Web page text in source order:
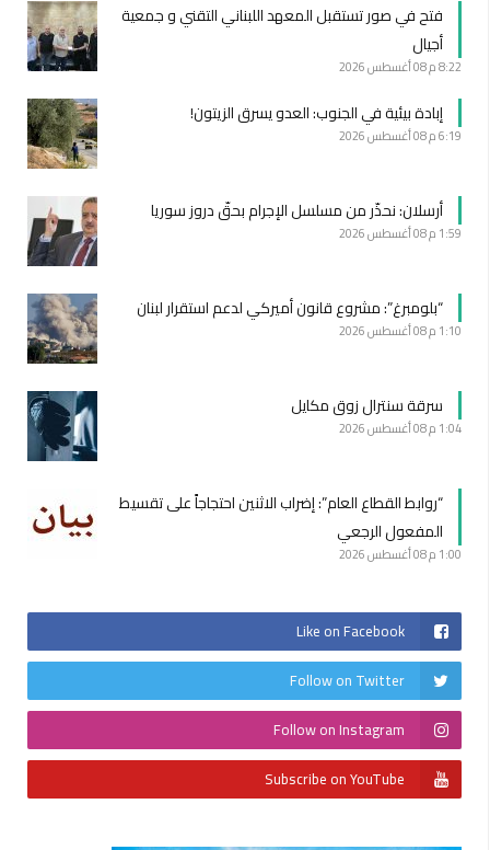
فتح في صور تستقبل المعهد اللبناني التقني و جمعية
أجيال
8:22 م 08 أغسطس 2026
إبادة بيئية في الجنوب: العدو يسرق الزيتون!
6:19 م 08 أغسطس 2026
أرسلان: نحذّر من مسلسل الإجرام بحقّ دروز سوريا
1:59 م 08 أغسطس 2026
“بلومبرغ”: مشروع قانون أميركي لدعم استقرار لبنان
1:10 م 08 أغسطس 2026
سرقة سنترال زوق مكايل
1:04 م 08 أغسطس 2026
“روابط القطاع العام”: إضراب الاثنين احتجاجاً على تقسيط
المفعول الرجعي
1:00 م 08 أغسطس 2026
Like on Facebook
Follow on Twitter
Follow on Instagram
Subscribe on YouTube